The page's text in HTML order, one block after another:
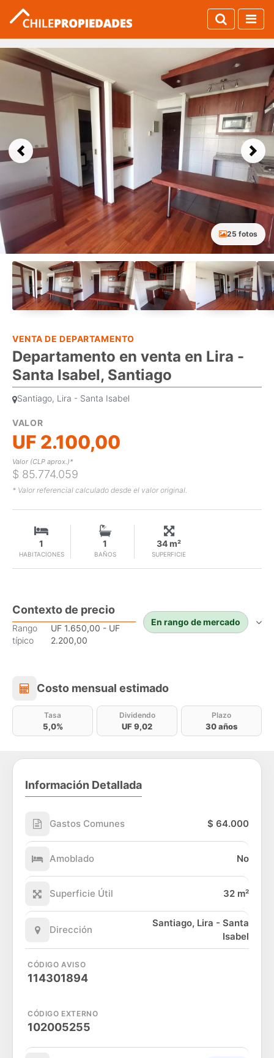
Previous Next
25 fotos
VENTA DE DEPARTAMENTO
Departamento en venta en Lira -
Santa Isabel, Santiago
Santiago, Lira - Santa Isabel
VALOR
UF 2.100,00
Valor (CLP aprox.)*
$ 85.774.059
* Valor referencial calculado desde el valor original.
HABITACIONES
1
BAÑOS
1
SUPERFICIE
34 m²
Contexto de precio
Rango
típico
UF 1.650,00 - UF
2.200,00
En rango de mercado
Costo mensual estimado
Costo mensual estimado
Tasa
5,0%
Dividendo
UF 9,02
Plazo
30 años
Información Detallada
Gastos Comunes $ 64.000
Amoblado No
Superficie Útil 32 m²
Dirección
Santiago, Lira - Santa
Isabel
CÓDIGO AVISO
114301894
CÓDIGO EXTERNO
102005255